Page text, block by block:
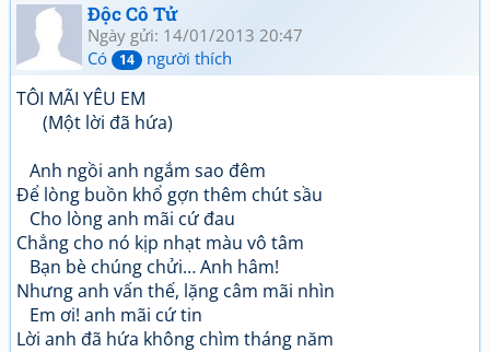
Độc Cô Tử
Ngày gửi: 14/01/2013 20:47
Có
14 người thích
TÔI MÃI YÊU EM
(Một lời đã hứa)
Anh ngồi anh ngắm sao đêm
Để lòng buồn khổ gợn thêm chút sầu
Cho lòng anh mãi cứ đau
Chẳng cho nó kịp nhạt màu vô tâm
Bạn bè chúng chửi… Anh hâm!
Nhưng anh vấn thế, lặng câm mãi nhìn
Em ơi! anh mãi cứ tin
Lời anh đã hứa không chìm tháng năm